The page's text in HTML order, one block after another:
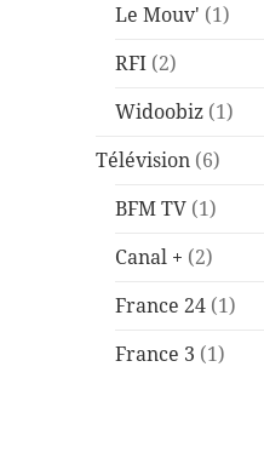
Le Mouv' (1)
RFI (2)
Widoobiz (1)
Télévision (6)
BFM TV (1)
Canal + (2)
France 24 (1)
France 3 (1)